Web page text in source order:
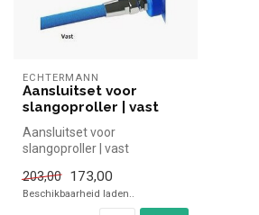
ECHTERMANN
Aansluitset voor
slangoproller | vast
Aansluitset voor
slangoproller | vast
203,00
173,00
Beschikbaarheid laden..